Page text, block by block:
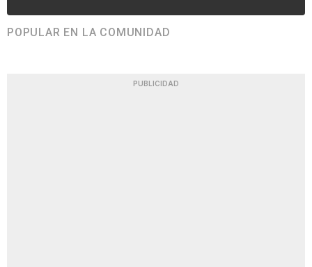
POPULAR EN LA COMUNIDAD
PUBLICIDAD